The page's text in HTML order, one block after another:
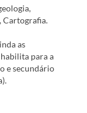
Cartografia.
as
para a
e secundário